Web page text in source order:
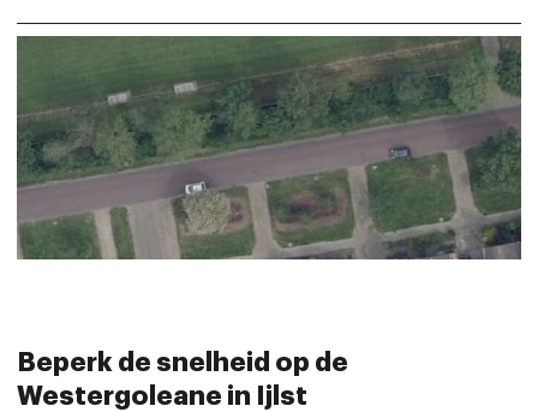
Beperk de snelheid op de
Westergoleane in Ijlst